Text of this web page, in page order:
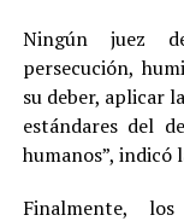
Ningún juez
persecución,
su deber, aplicar
estándares del
humanos”, indicó
Finalmente,